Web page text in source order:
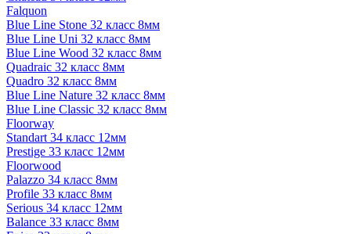
Falquon
Blue Line Stone 32 класс 8мм
Blue Line Uni 32 класс 8мм
Blue Line Wood 32 класс 8мм
Quadraic 32 класс 8мм
Quadro 32 класс 8мм
Blue Line Nature 32 класс 8мм
Blue Line Classic 32 класс 8мм
Floorway
Standart 34 класс 12мм
Prestige 33 класс 12мм
Floorwood
Palazzo 34 класс 8мм
Profile 33 класс 8мм
Serious 34 класс 12мм
Balance 33 класс 8мм